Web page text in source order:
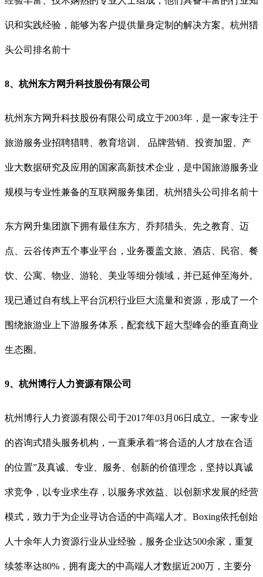
识和实践经验，能够为客户提供量身定制的解决方案。 杭州猎
头公司排名前十
8、杭州东方网升科技股份有限公司
杭州东方网升科技股份有限公司成立于2003年，是一家专注于
旅游服务业招聘猎聘、教育培训、 品牌营销、投资加盟、产
业大数据研究及应用的国家高新技术企业，是中国旅游服务业
规模与专业性兼备的互联网服务集团。 杭州猎头公司排名前十
东方网升集团旗下拥有最佳东方、乔邦猎头、先之教育、迈
点、云谷传声五个事业平台，业务覆盖文旅、酒店、民宿、餐
饮、公寓、物业、游轮、美业等细分领域，并已延伸至海外。
现已通过自有线上平台沉积行业巨大流量和资源，形成了一个
围绕旅游业上下游服务体系，配套线下超大型峰会的垂直商业
生态圈。
9、杭州博行人力资源有限公司
杭州博行人力资源有限公司于2017年03月06日成立。一家专业
的咨询式猎头服务机构，一直秉承着“将合适的人才放在合适
的位置”及真诚、专业、服务、创新的价值理念，坚持以真诚
求竞争，以专业求生存，以服务求效益、以创新求发展的经营
模式，致力于为企业寻访合适的中高端人才。Boxing依托创始
人十余年人力资源行业从业经验，服务企业达500余家，重复
续签率达80%，拥有庞大的中高端人才数据近200万，主要分